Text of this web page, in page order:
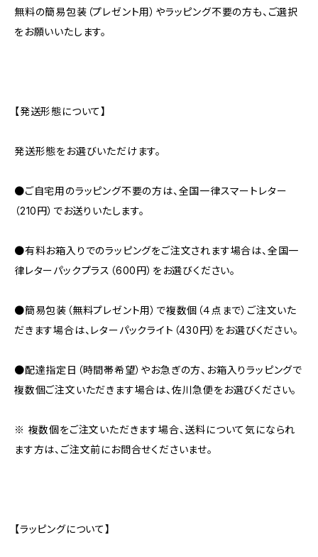
無料の簡易包装（プレゼント用）やラッピング不要の方も、ご選択
をお願いいたします。
【発送形態について】
発送形態をお選びいただけます。
●ご自宅用のラッピング不要の方は、全国一律スマートレター
（210円）でお送りいたします。
●有料お箱入りでのラッピングをご注文されます場合は、全国一
律レターパックプラス（600円）をお選びください。
●簡易包装（無料プレゼント用）で複数個（４点まで）ご注文いた
だきます場合は、レターパックライト（430円）をお選びください。
●配達指定日（時間帯希望）やお急ぎの方、お箱入りラッピングで
複数個ご注文いただきます場合は、佐川急便をお選びください。
※ 複数個をご注文いただきます場合、送料について気になられ
ます方は、ご注文前にお問合せくださいませ。
【ラッピングについて】